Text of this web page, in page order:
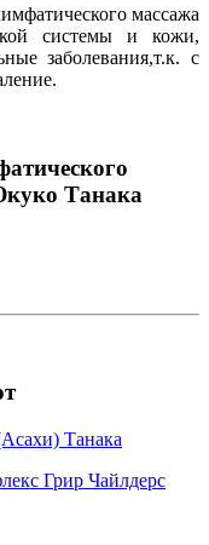
массажа
системы и кожи,
заболевания,т.к. с
Танака
Танака
Грир Чайлдерс